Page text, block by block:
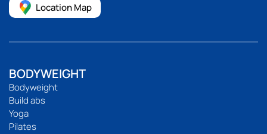
Location Map
BODYWEIGHT
Bodyweight
Build abs
Yoga
Pilates